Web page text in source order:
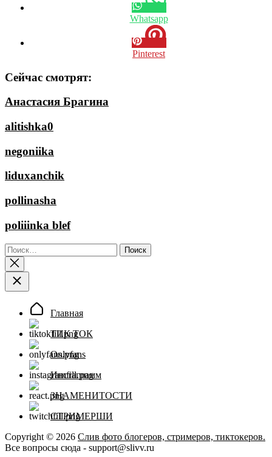
Whatsapp
Pinterest
Сейчас смотрят:
Анастасия Брагина
alitishka0
negoniika
liduxanchik
pollinasha
poliiinka blef
Найти:
Главная
ТИК ТОК
Onlyfans
Инстаграмм
ЗНАМЕНИТОСТИ
СТРИМЕРШИ
Copyright © 2026 Слив фото блогеров, стримеров, тиктокеров.
Все вопросы сюда - support@slivv.ru